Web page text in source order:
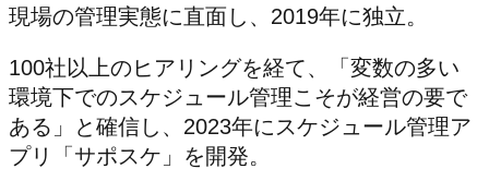
現場の管理実態に直面し、2019年に独立。
100社以上のヒアリングを経て、「変数の多い
環境下でのスケジュール管理こそが経営の要で
ある」と確信し、2023年にスケジュール管理ア
プリ「サポスケ」を開発。